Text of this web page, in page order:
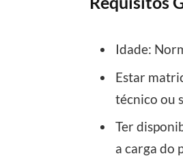
Idade:
Estar
técnico ou
Ter
a carga do